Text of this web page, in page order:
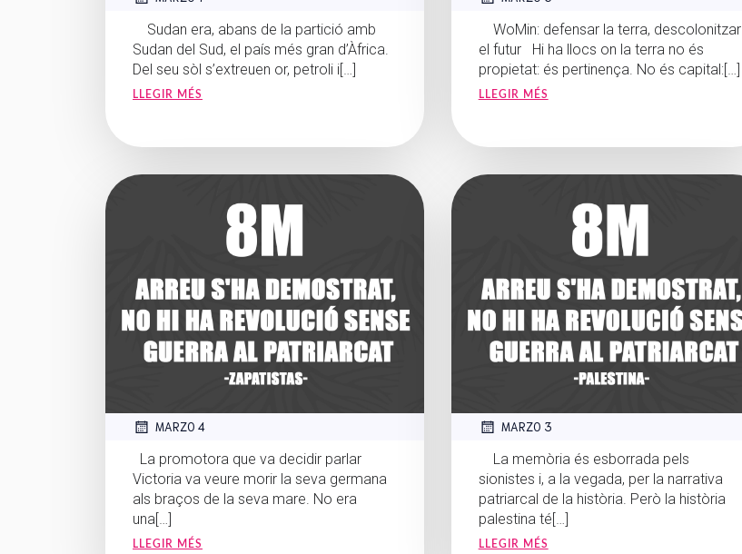
Sudan era, abans de la partició amb
Sudan del Sud, el país més gran d’Àfrica.
Del seu sòl s’extreuen or, petroli i[…]
LLEGIR MÉS
WoMin: defensar la terra, descolonitzar
el futur Hi ha llocs on la terra no és
propietat: és pertinença. No és capital:[…]
LLEGIR MÉS
MARZO 4
La promotora que va decidir parlar
Victoria va veure morir la seva germana
als braços de la seva mare. No era
una[…]
LLEGIR MÉS
MARZO 3
La memòria és esborrada pels
sionistes i, a la vegada, per la narrativa
patriarcal de la història. Però la història
palestina té[…]
LLEGIR MÉS